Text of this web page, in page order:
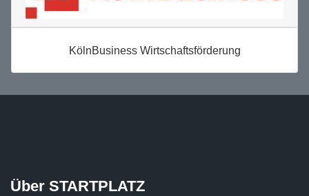
KölnBusiness Wirtschaftsförderung
Über STARTPLATZ